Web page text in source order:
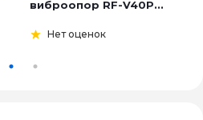
виброопор RF-V40P...
Нет оценок